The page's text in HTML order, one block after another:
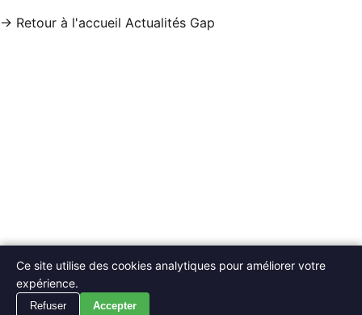
→ Retour à l'accueil Actualités Gap
Ce site utilise des cookies analytiques pour améliorer votre
expérience.
Refuser Accepter